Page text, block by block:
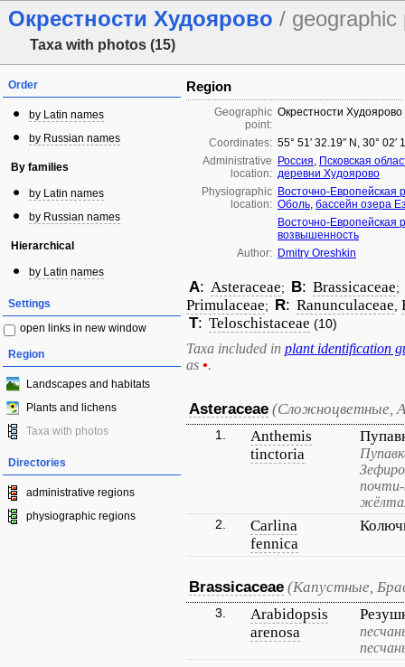
Окрестности Худоярово / geographic
Taxa with photos (15)
Order
by Latin names
by Russian names
By families
by Latin names
by Russian names
Hierarchical
by Latin names
Settings
open links in new window
Region
Landscapes and habitats
Plants and lichens
Taxa with photos
Directories
administrative regions
physiographic regions
Region
Geographic
point:
Окрестности Худоярово
Coordinates: 55° 51′ 32.19″ N, 30°
Administrative
location:
Россия, Псковская
деревни Худоярово
Physiographic
location:
Восточно-Европейская
Оболь, бассейн озера
Восточно-Европейская
возвышенность
Author: Dmitry Oreshkin
A: Asteraceae; B: Brassicaceae;
Primulaceae; R: Ranunculaceae
T: Teloschistaceae (10)
Taxa included in plant identification
as •.
Asteraceae (Сложноцветные,
1.
Anthemis
tinctoria
почти-
2.
Carlina
fennica
Brassicaceae (Капустные,
3.
Arabidopsis
arenosa